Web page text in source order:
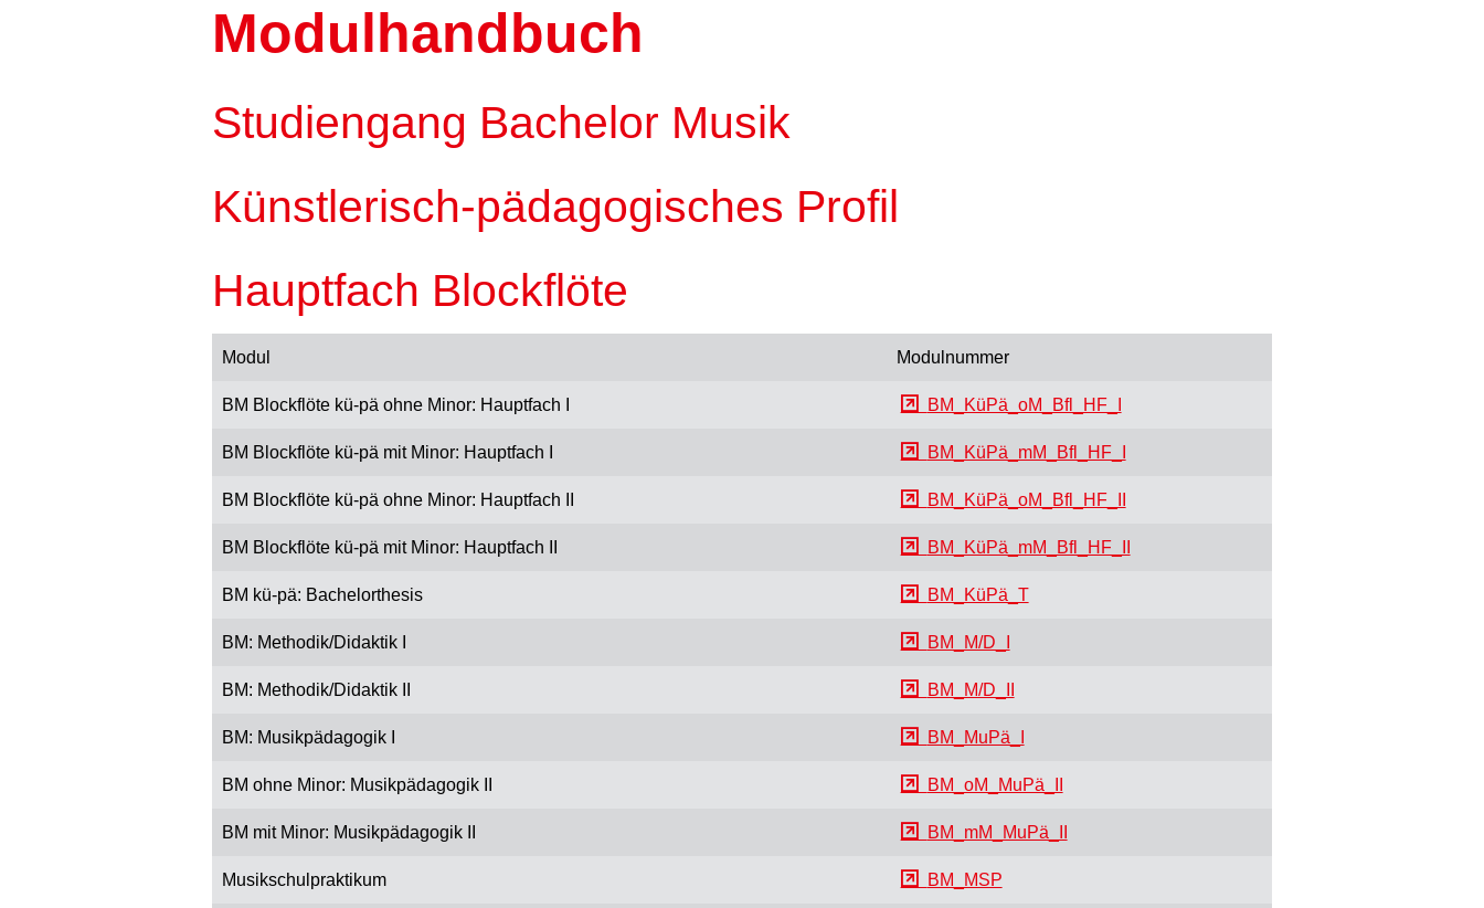
Modulhandbuch
Studiengang Bachelor Musik
Künstlerisch-pädagogisches Profil
Hauptfach Blockflöte
Modul Modulnummer
BM Blockflöte kü-pä ohne Minor: Hauptfach I BM_KüPä_oM_Bfl_HF_I
BM Blockflöte kü-pä mit Minor: Hauptfach I BM_KüPä_mM_Bfl_HF_I
BM Blockflöte kü-pä ohne Minor: Hauptfach II BM_KüPä_oM_Bfl_HF_II
BM Blockflöte kü-pä mit Minor: Hauptfach II BM_KüPä_mM_Bfl_HF_II
BM kü-pä: Bachelorthesis BM_KüPä_T
BM: Methodik/Didaktik I BM_M/D_I
BM: Methodik/Didaktik II BM_M/D_II
BM: Musikpädagogik I BM_MuPä_I
BM ohne Minor: Musikpädagogik II BM_oM_MuPä_II
BM mit Minor: Musikpädagogik II BM_mM_MuPä_II
Musikschulpraktikum BM_MSP